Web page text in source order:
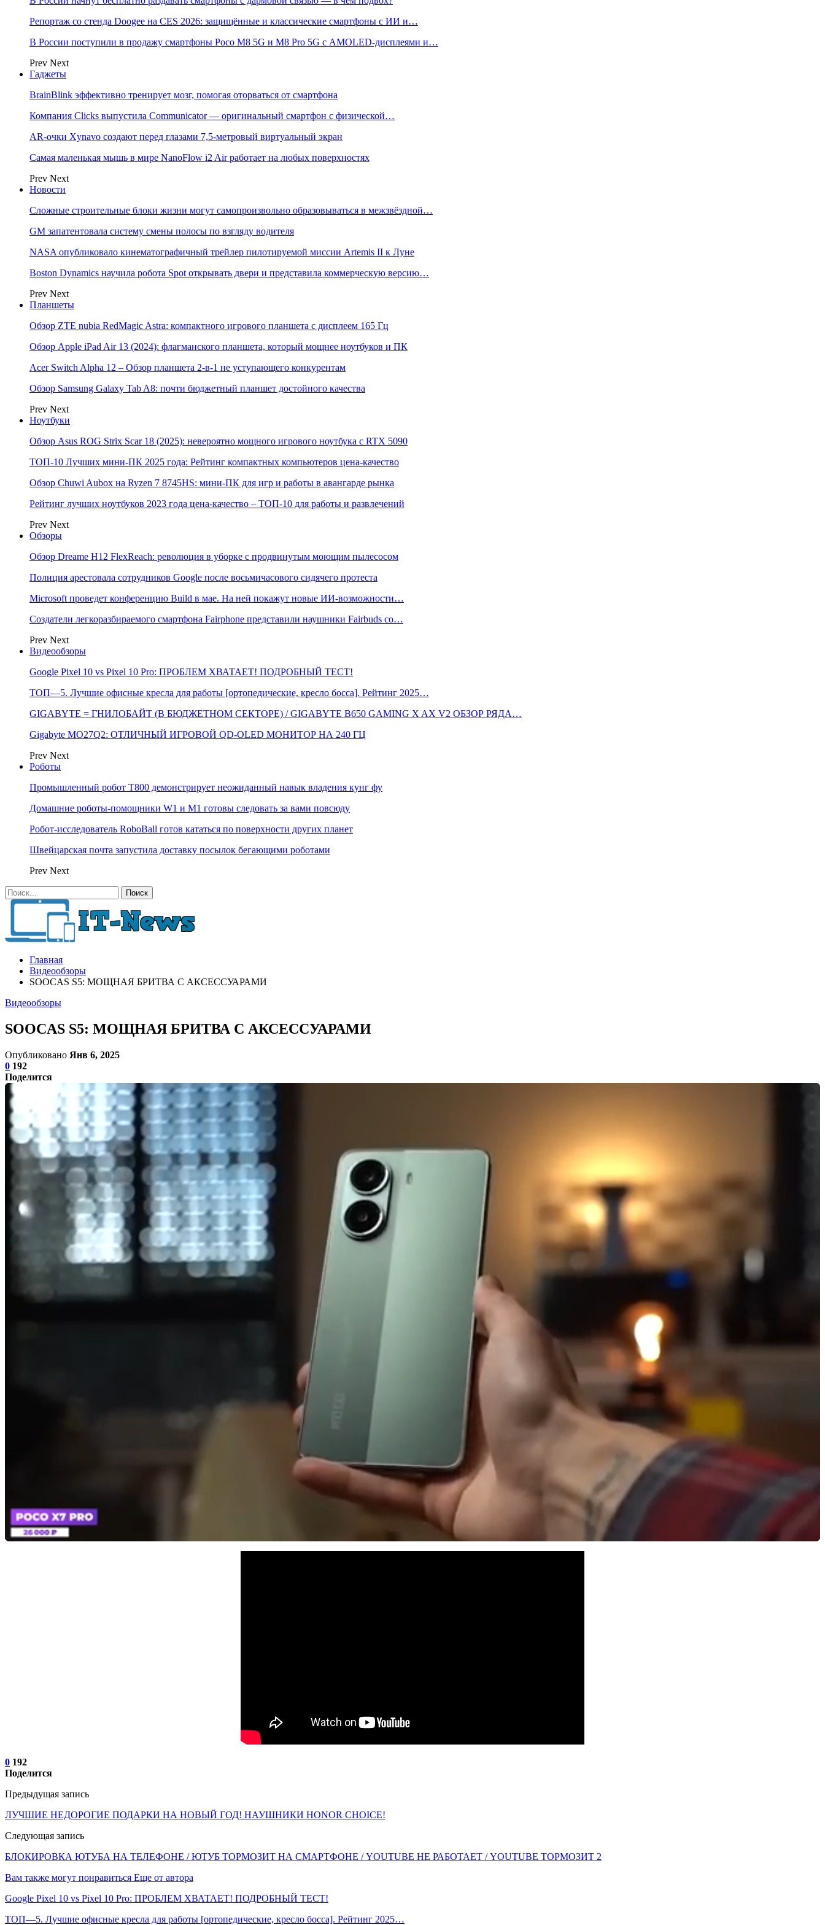
Репортаж со стенда Doogee на CES 2026: защищённые и классические смартфоны с ИИ и…
В России поступили в продажу смартфоны Poco M8 5G и M8 Pro 5G с AMOLED-дисплеями и…
Prev Next
Гаджеты
BrainBlink эффективно тренирует мозг, помогая оторваться от смартфона
Компания Clicks выпустила Communicator — оригинальный смартфон с физической…
AR-очки Xynavo создают перед глазами 7,5-метровый виртуальный экран
Самая маленькая мышь в мире NanoFlow i2 Air работает на любых поверхностях
Prev Next
Новости
Сложные строительные блоки жизни могут самопроизвольно образовываться в межзвёздной…
GM запатентовала систему смены полосы по взгляду водителя
NASA опубликовало кинематографичный трейлер пилотируемой миссии Artemis II к Луне
Boston Dynamics научила робота Spot открывать двери и представила коммерческую версию…
Prev Next
Планшеты
Обзор ZTE nubia RedMagic Astra: компактного игрового планшета с дисплеем 165 Гц
Обзор Apple iPad Air 13 (2024): флагманского планшета, который мощнее ноутбуков и ПК
Acer Switch Alpha 12 – Обзор планшета 2-в-1 не уступающего конкурентам
Обзор Samsung Galaxy Tab A8: почти бюджетный планшет достойного качества
Prev Next
Ноутбуки
Обзор Asus ROG Strix Scar 18 (2025): невероятно мощного игрового ноутбука с RTX 5090
ТОП-10 Лучших мини-ПК 2025 года: Рейтинг компактных компьютеров цена-качество
Обзор Chuwi Aubox на Ryzen 7 8745HS: мини-ПК для игр и работы в авангарде рынка
Рейтинг лучших ноутбуков 2023 года цена-качество – ТОП-10 для работы и развлечений
Prev Next
Обзоры
Обзор Dreame H12 FlexReach: революция в уборке с продвинутым моющим пылесосом
Полиция арестовала сотрудников Google после восьмичасового сидячего протеста
Microsoft проведет конференцию Build в мае. На ней покажут новые ИИ-возможности…
Создатели легкоразбираемого смартфона Fairphone представили наушники Fairbuds со…
Prev Next
Видеообзоры
Google Pixel 10 vs Pixel 10 Pro: ПРОБЛЕМ ХВАТАЕТ! ПОДРОБНЫЙ ТЕСТ!
ТОП—5. Лучшие офисные кресла для работы [ортопедические, кресло босса]. Рейтинг 2025…
GIGABYTE = ГНИЛОБАЙТ (В БЮДЖЕТНОМ СЕКТОРЕ) / GIGABYTE B650 GAMING X AX V2 ОБЗОР РЯДА…
Gigabyte MO27Q2: ОТЛИЧНЫЙ ИГРОВОЙ QD-OLED МОНИТОР НА 240 ГЦ
Prev Next
Роботы
Промышленный робот Т800 демонстрирует неожиданный навык владения кунг фу
Домашние роботы-помощники W1 и M1 готовы следовать за вами повсюду
Робот-исследователь RoboBall готов кататься по поверхности других планет
Швейцарская почта запустила доставку посылок бегающими роботами
Prev Next
Главная
Видеообзоры
SOOCAS S5: МОЩНАЯ БРИТВА С АКСЕССУАРАМИ
Видеообзоры
SOOCAS S5: МОЩНАЯ БРИТВА С АКСЕССУАРАМИ
Опубликовано Янв 6, 2025
0 192
Поделится
0 192
Поделится
Предыдущая запись
ЛУЧШИЕ НЕДОРОГИЕ ПОДАРКИ НА НОВЫЙ ГОД! НАУШНИКИ HONOR CHOICE!
Следующая запись
БЛОКИРОВКА ЮТУБА НА ТЕЛЕФОНЕ / ЮТУБ ТОРМОЗИТ НА СМАРТФОНЕ / YOUTUBE НЕ РАБОТАЕТ / YOUTUBE ТОРМОЗИТ 2
Вам также могут понравиться Еще от автора
Google Pixel 10 vs Pixel 10 Pro: ПРОБЛЕМ ХВАТАЕТ! ПОДРОБНЫЙ ТЕСТ!
ТОП—5. Лучшие офисные кресла для работы [ортопедические, кресло босса]. Рейтинг 2025…